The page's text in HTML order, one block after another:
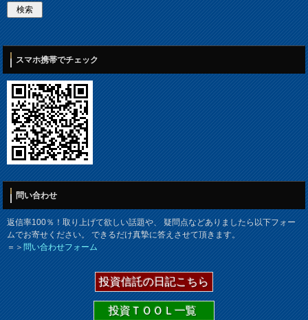
スマホ携帯でチェック
問い合わせ
返信率100％！取り上げて欲しい話題や、 疑問点などありましたら以下フォー
ムでお寄せください。 できるだけ真摯に答えさせて頂きます。
＝＞問い合わせフォーム
投資信託の日記こちら
投資ＴＯＯＬ一覧